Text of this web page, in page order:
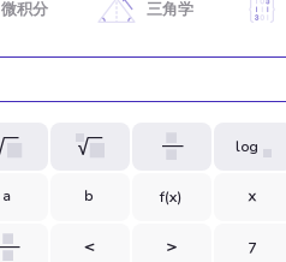
微积分 三角学